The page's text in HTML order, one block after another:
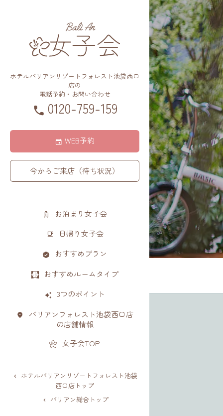
ホテルバリアンリゾートフォレスト池袋西口
店の
電話予約・お問い合わせ
0120-759-159
WEB予約
今からご来店（待ち状況）
お泊まり女子会
日帰り女子会
おすすめプラン
おすすめルームタイプ
3つのポイント
バリアンフォレスト池袋西口店
の店舗情報
女子会TOP
ホテルバリアンリゾートフォレスト池袋
西口店トップ
バリアン総合トップ